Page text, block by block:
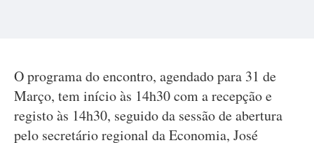
O programa do encontro, agendado para 31 de
Março, tem início às 14h30 com a recepção e
registo às 14h30, seguido da sessão de abertura
pelo secretário regional da Economia, José